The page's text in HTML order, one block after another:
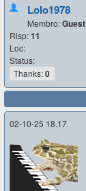
Lolo1978
Membro:Guest
Risp:11
Loc:
Status:
Thanks:0
02-10-25 18.17